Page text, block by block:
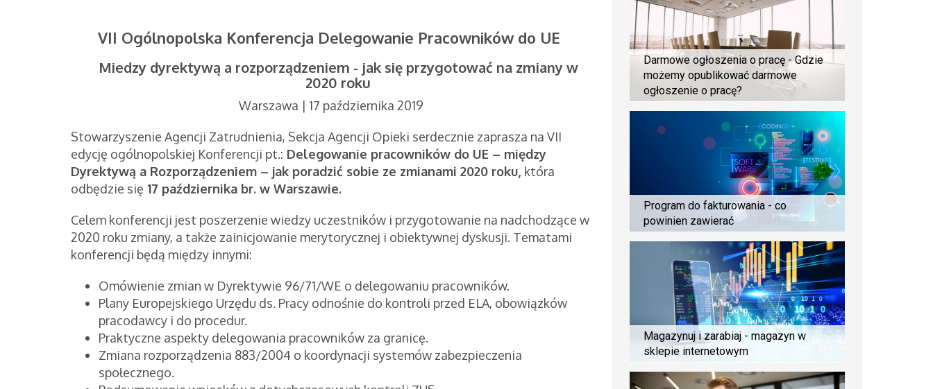
VII Ogólnopolska Konferencja Delegowanie Pracowników do UE
Miedzy dyrektywą a rozporządzeniem - jak się przygotować na zmiany w
2020 roku
Warszawa | 17 października 2019
Stowarzyszenie Agencji Zatrudnienia, Sekcja Agencji Opieki serdecznie zaprasza na VII
edycję ogólnopolskiej Konferencji pt.: Delegowanie pracowników do UE – między
Dyrektywą a Rozporządzeniem – jak poradzić sobie ze zmianami 2020 roku, która
odbędzie się 17 października br. w Warszawie.
Celem konferencji jest poszerzenie wiedzy uczestników i przygotowanie na nadchodzące w
2020 roku zmiany, a także zainicjowanie merytorycznej i obiektywnej dyskusji. Tematami
konferencji będą między innymi:
Omówienie zmian w Dyrektywie 96/71/WE o delegowaniu pracowników.
Plany Europejskiego Urzędu ds. Pracy odnośnie do kontroli przed ELA, obowiązków
pracodawcy i do procedur.
Praktyczne aspekty delegowania pracowników za granicę.
Zmiana rozporządzenia 883/2004 o koordynacji systemów zabezpieczenia
społecznego.
Darmowe ogłoszenia o pracę - Gdzie
możemy opublikować darmowe
ogłoszenie o pracę?
Program do fakturowania - co
powinien zawierać
Magazynuj i zarabiaj - magazyn w
sklepie internetowym